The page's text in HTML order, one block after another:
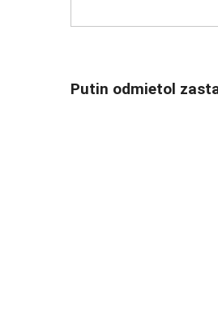
Putin odmietol